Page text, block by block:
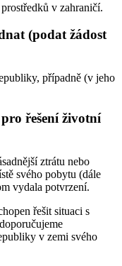
v zahraničí.
(podat žádost
případně (v jeho
řešení životní
ztrátu nebo
svého pobytu (dále
vydala potvrzení.
řešit situaci s
v zemi svého